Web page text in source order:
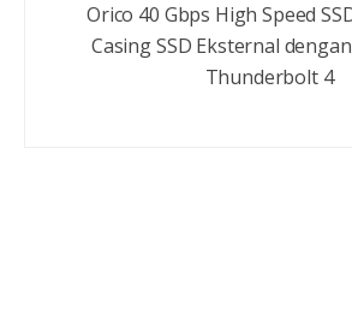
Orico 40 Gbps High Speed
Casing SSD Eksternal
Thunderbolt 4